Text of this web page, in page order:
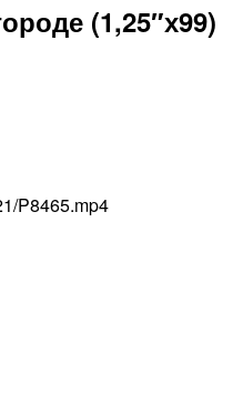
(1,25″х99)
P8465.mp4